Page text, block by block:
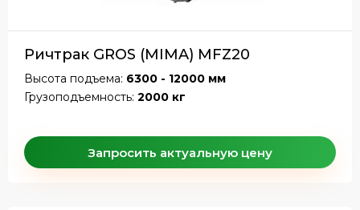
Ричтрак GROS (MIMA) MFZ20
Высота подъема: 6300 - 12000 мм
Грузоподъемность: 2000 кг
Запросить актуальную цену